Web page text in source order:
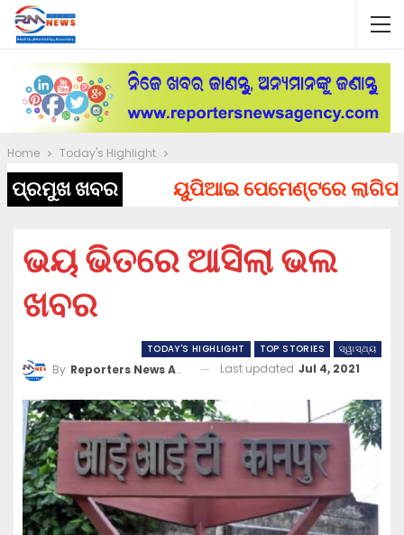
Home Today's Highlight
ପ୍ରମୁଖ ଖବର ୟୁପିଆଇ ପେମେଣ୍ଟରେ ଲାଗିପାରେ
ଭୟ ଭିତରେ ଆସିଲା ଭଲ
ଖବର
TODAY'S HIGHLIGHT TOP STORIES ସ୍ୱାସ୍ଥ୍ୟ
By Reporters News Agency Last updated Jul 4, 2021